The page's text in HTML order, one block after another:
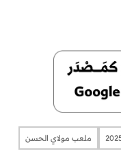
ملعب مولاي الحسن